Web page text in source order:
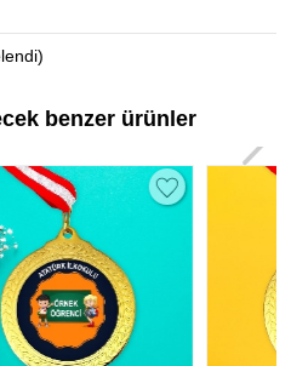
benzer ürünler